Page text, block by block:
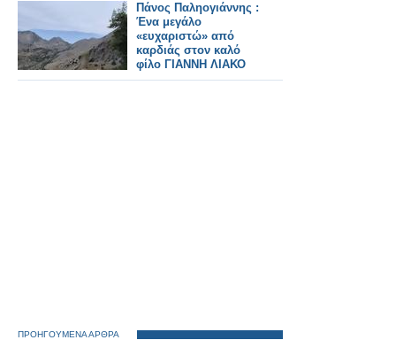
Πάνος Παληογιάννης :
Ένα μεγάλο
«ευχαριστώ» από
καρδιάς στον καλό
φίλο ΓΙΑΝΝΗ ΛΙΑΚΟ
ΠΡΟΗΓΟΥΜΕΝΑ ΑΡΘΡΑ